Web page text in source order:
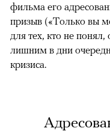
фильма его
призыв («Только вы
для тех, кто не
лишним в дни
кризиса.